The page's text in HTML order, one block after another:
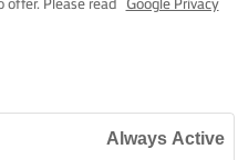
Please read
Google Privacy
Always Active